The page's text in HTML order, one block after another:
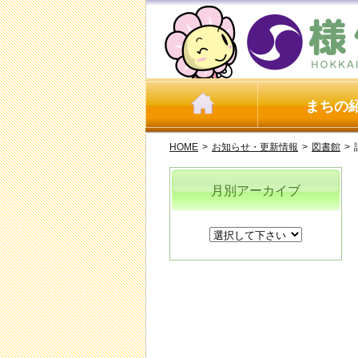
まちの
HOME > お知らせ・更新情報 > 図書館 >
月別アーカイブ